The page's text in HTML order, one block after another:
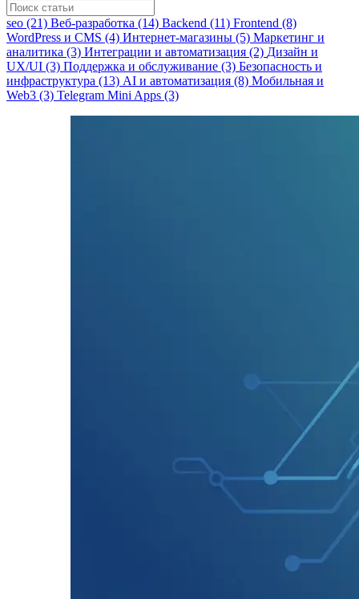
seo (21) Веб-разработка (14) Backend (11) Frontend (8)
WordPress и CMS (4) Интернет-магазины (5) Маркетинг и
аналитика (3) Интеграции и автоматизация (2) Дизайн и
UX/UI (3) Поддержка и обслуживание (3) Безопасность и
инфраструктура (13) AI и автоматизация (8) Мобильная и
Web3 (3) Telegram Mini Apps (3)